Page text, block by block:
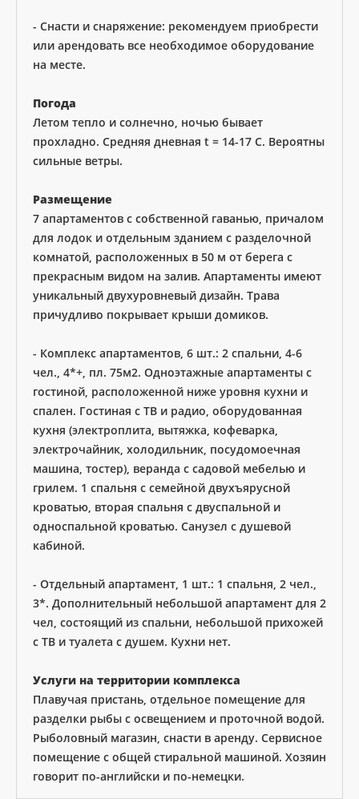
- Снасти и снаряжение: рекомендуем приобрести
или арендовать все необходимое оборудование
на месте.
Погода
Летом тепло и солнечно, ночью бывает
прохладно. Средняя дневная t = 14-17 C. Вероятны
сильные ветры.
Размещение
7 апартаментов с собственной гаванью, причалом
для лодок и отдельным зданием с разделочной
комнатой, расположенных в 50 м от берега с
прекрасным видом на залив. Апартаменты имеют
уникальный двухуровневый дизайн. Трава
причудливо покрывает крыши домиков.
- Комплекс апартаментов, 6 шт.: 2 спальни, 4-6
чел., 4*+, пл. 75м2. Одноэтажные апартаменты с
гостиной, расположенной ниже уровня кухни и
спален. Гостиная с ТВ и радио, оборудованная
кухня (электроплита, вытяжка, кофеварка,
электрочайник, холодильник, посудомоечная
машина, тостер), веранда с садовой мебелью и
грилем. 1 спальня с семейной двухъярусной
кроватью, вторая спальня с двуспальной и
односпальной кроватью. Санузел с душевой
кабиной.
- Отдельный апартамент, 1 шт.: 1 спальня, 2 чел.,
3*. Дополнительный небольшой апартамент для 2
чел, состоящий из спальни, небольшой прихожей
с ТВ и туалета с душем. Кухни нет.
Услуги на территории комплекса
Плавучая пристань, отдельное помещение для
разделки рыбы с освещением и проточной водой.
Рыболовный магазин, снасти в аренду. Сервисное
помещение с общей стиральной машиной. Хозяин
говорит по-английски и по-немецки.